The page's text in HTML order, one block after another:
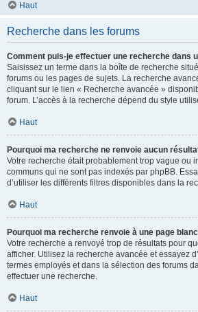
Haut
Recherche dans les forums
Comment puis-je effectuer une recherche dans
Saisissez un terme dans la boîte de recherche
forums ou les pages de sujets. La recherche
cliquant sur le lien « Recherche avancée »
forum. L’accès à la recherche dépend du style
Haut
Pourquoi ma recherche ne renvoie aucun
Votre recherche était probablement trop vague ou
communs qui ne sont pas indexés par phpBB.
d’utiliser les différents filtres disponibles dans la
Haut
Pourquoi ma recherche renvoie à une page
Votre recherche a renvoyé trop de résultats pour
afficher. Utilisez la recherche avancée et essayez
termes employés et dans la sélection des forums
effectuer une recherche.
Haut